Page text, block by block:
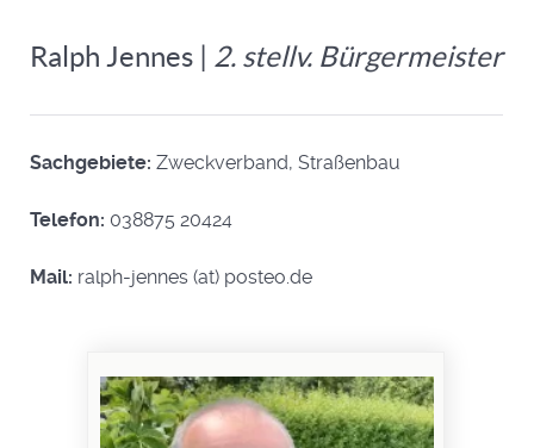
Ralph Jennes | 2. stellv. Bürgermeister
Sachgebiete: Zweckverband, Straßenbau
Telefon: 038875 20424
Mail: ralph-jennes (at) posteo.de